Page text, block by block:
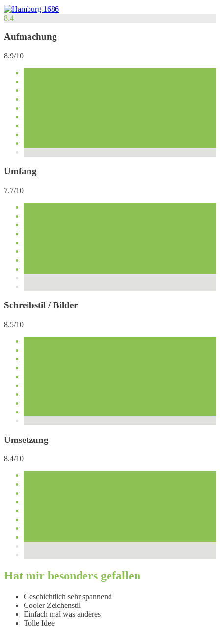
8.4
Aufmachung
8.9/10
Umfang
7.7/10
Schreibstil / Bilder
8.5/10
Umsetzung
8.4/10
Hat mir besonders gefallen
Geschichtlich sehr spannend
Cooler Zeichenstil
Einfach mal was anderes
Tolle Idee